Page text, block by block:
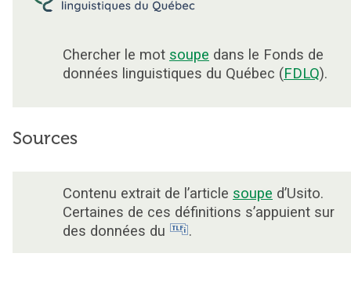
Chercher le mot soupe dans le Fonds de
données linguistiques du Québec (FDLQ).
Sources
Contenu extrait de l’article soupe d’Usito.
Certaines de ces définitions s’appuient sur
des données du
.